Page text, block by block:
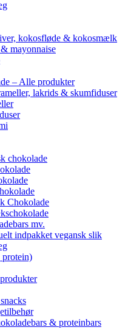
kokosfløde & kokosmælk
mayonnaise
– Alle produkter
lakrids & skumfiduser
chokolade
Chokolade
mv.
indpakket vegansk slik
protein)
& proteinbars